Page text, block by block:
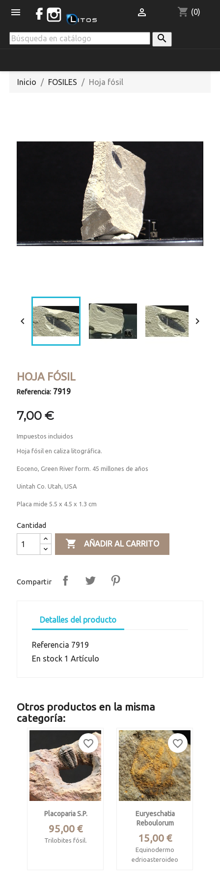
 shopping_cart (0)


Inicio FOSILES Hoja fósil
 
HOJA FÓSIL
Referencia: 7919
7,00 €
Impuestos incluidos
Hoja fósil en caliza litográfica.
Eoceno, Green River form. 45 millones de años
Uintah Co. Utah, USA
Placa mide 5.5 x 4.5 x 1.3 cm
Cantidad
 AÑADIR AL CARRITO
Compartir
Detalles del producto
Referencia 7919
En stock 1 Artículo
Otros productos en la misma
categoría:
Placoparia S.p.
Precio
95,00 €
Trilobites fósil.
favorite_border
Euryeschatia
Reboulorum
Precio
15,00 €
Equinodermo
edrioasteroideo
favorite_border